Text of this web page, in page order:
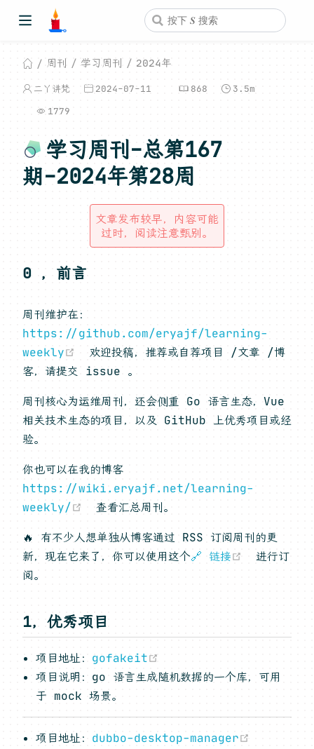
周刊 学习周刊 2024年
二丫讲梵 2024-07-11 868 3.5m
1779
学习周刊-总第167
期-2024年第28周
文章发布较早，内容可能
过时，阅读注意甄别。
0 ，前言
周刊维护在：
https://github.com/eryajf/learning-
weekly
(opens new window)
欢迎投稿，推荐或自荐项目 /文章 /博
客，请提交 issue 。
周刊核心为运维周刊，还会侧重 Go 语言生态，Vue
相关技术生态的项目，以及 GitHub 上优秀项目或经
验。
你也可以在我的博客
https://wiki.eryajf.net/learning-
weekly/
(opens new window)
查看汇总周刊。
🔥 有不少人想单独从博客通过 RSS 订阅周刊的更
新，现在它来了，你可以使用这个🔗 链接 (opens
进行订
阅。
1，优秀项目
项目地址： gofakeit
项目说明：go 语言生成随机数据的一个库，可用
于 mock 场景。
项目地址： dubbo-desktop-manager